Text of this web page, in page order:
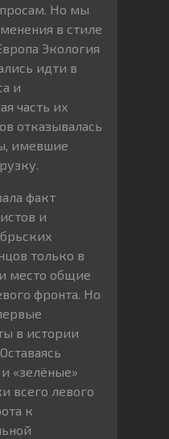
Но мы
в стиле
Экология
идти в
и
часть их
отказывалась
имевшие
факт
и
только в
место общие
фронта. Но
в истории
«зелёные»
всего левого
к